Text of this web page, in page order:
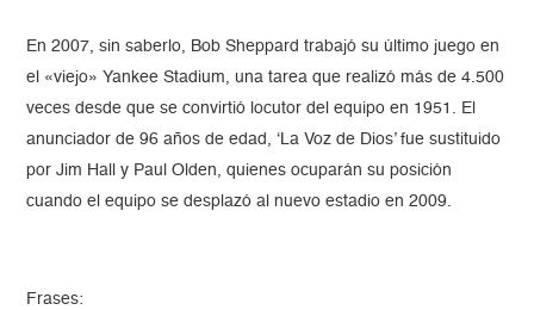
En 2007, sin saberlo, Bob Sheppard trabajó su último juego en
el «viejo» Yankee Stadium, una tarea que realizó más de 4.500
veces desde que se convirtió locutor del equipo en 1951. El
anunciador de 96 años de edad, ‘La Voz de Dios’ fue sustituido
por Jim Hall y Paul Olden, quienes ocuparán su posición
cuando el equipo se desplazó al nuevo estadio en 2009.
Frases: